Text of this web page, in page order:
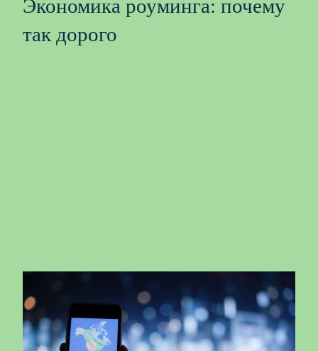
Экономика роуминга: почему
так дорого